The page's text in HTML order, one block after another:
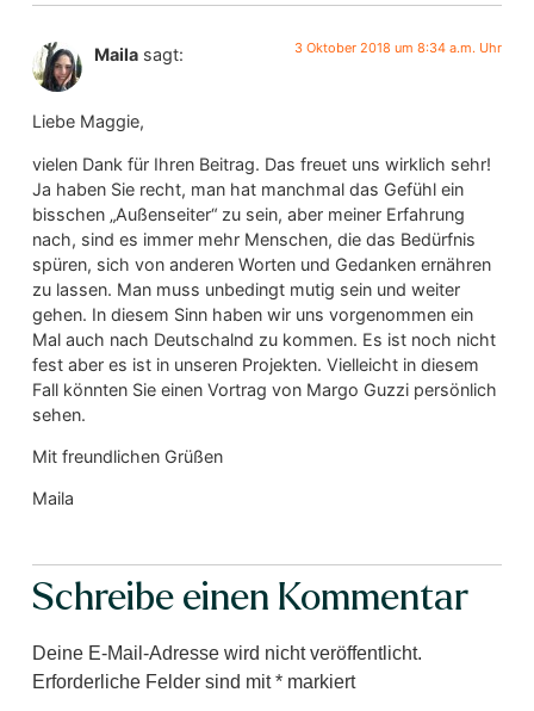
Maila sagt: 3 Oktober 2018 um 8:34 a.m. Uhr
Liebe Maggie,
vielen Dank für Ihren Beitrag. Das freuet uns wirklich sehr!
Ja haben Sie recht, man hat manchmal das Gefühl ein
bisschen „Außenseiter“ zu sein, aber meiner Erfahrung
nach, sind es immer mehr Menschen, die das Bedürfnis
spüren, sich von anderen Worten und Gedanken ernähren
zu lassen. Man muss unbedingt mutig sein und weiter
gehen. In diesem Sinn haben wir uns vorgenommen ein
Mal auch nach Deutschalnd zu kommen. Es ist noch nicht
fest aber es ist in unseren Projekten. Vielleicht in diesem
Fall könnten Sie einen Vortrag von Margo Guzzi persönlich
sehen.
Mit freundlichen Grüßen
Maila
Schreibe einen Kommentar
Deine E-Mail-Adresse wird nicht veröffentlicht.
Erforderliche Felder sind mit*markiert